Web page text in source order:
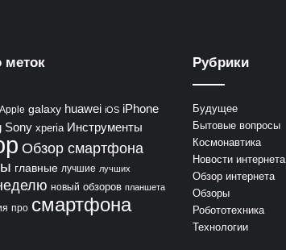
меток
Apple galaxy huawei iOS iPhone
Sony xperia Инструменты
Обзор смартфона
главные лучшие лучших
новый обзоров планшета
про смартфона
Рубрики
Будущее
Бытовые вопросы
Космонавтика
Новости интернета
Обзор интернета
Обзоры
Робототехника
Технологии